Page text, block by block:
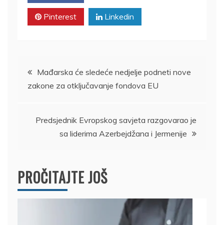
Pinterest Linkedin
Kretanje
članka
Mađarska će sledeće nedjelje podneti nove
zakone za otključavanje fondova EU
Predsjednik Evropskog savjeta razgovarao je
sa liderima Azerbejdžana i Jermenije
PROČITAJTE JOŠ